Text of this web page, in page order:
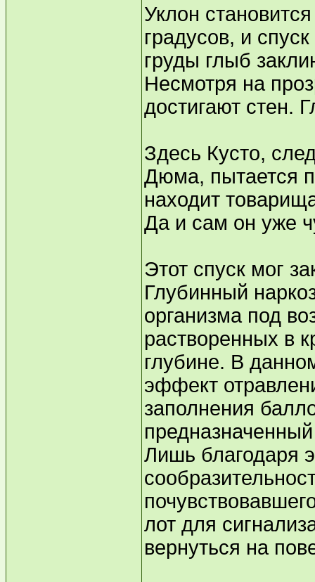
Уклон
градусов, и
груды глыб
Несмотря на
достигают стен.
Здесь Кусто,
Дюма, пытается
находит
Да и сам он уже
Этот спуск мог
Глубинный
организма под
растворенных в
глубине. В
эффект
заполнения
Лишь благодаря
лот для
вернуться на